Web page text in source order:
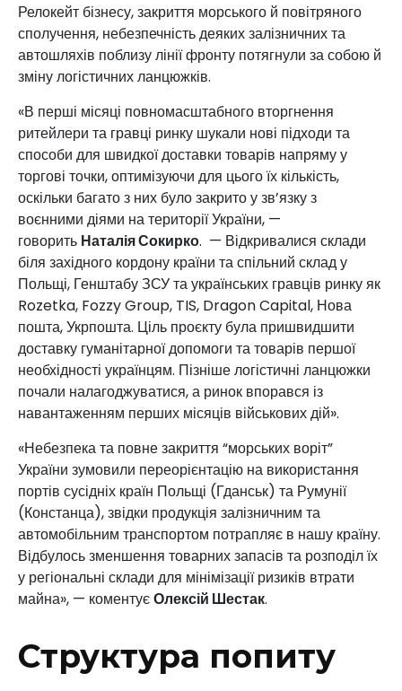
Релокейт бізнесу, закриття морського й повітряного
сполучення, небезпечність деяких залізничних та
автошляхів поблизу лінії фронту потягнули за собою й
зміну логістичних ланцюжків.
«В перші місяці повномасштабного вторгнення
ритейлери та гравці ринку шукали нові підходи та
способи для швидкої доставки товарів напряму у
торгові точки, оптимізуючи для цього їх кількість,
оскільки багато з них було закрито у зв’язку з
воєнними діями на території України, —
говорить Наталія Сокирко. — Відкривалися склади
біля західного кордону країни та спільний склад у
Польщі, Генштабу ЗСУ та українських гравців ринку як
Rozetka, Fozzy Group, TIS, Dragon Capital, Нова
пошта, Укрпошта. Ціль проєкту була пришвидшити
доставку гуманітарної допомоги та товарів першої
необхідності українцям. Пізніше логістичні ланцюжки
почали налагоджуватися, а ринок впорався із
навантаженням перших місяців військових дій».
«Небезпека та повне закриття “морських воріт”
України зумовили переорієнтацію на використання
портів сусідніх країн Польщі (Гданськ) та Румунії
(Констанца), звідки продукція залізничним та
автомобільним транспортом потрапляє в нашу країну.
Відбулось зменшення товарних запасів та розподіл їх
у регіональні склади для мінімізації ризиків втрати
майна», — коментуєОлексій Шестак.
Структура попиту